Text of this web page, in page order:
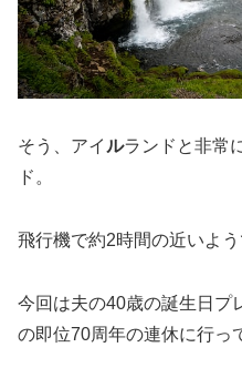
そう、アイ ルランドと非常
ド。
飛行機で約2時間の近いよう
今回は夫の40歳の誕生日プ
の即位70周年の連休に行っ